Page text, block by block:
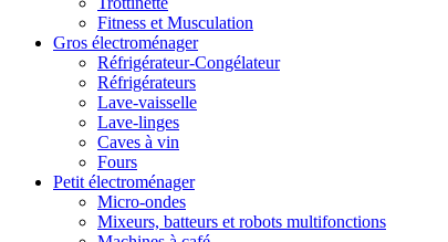
Fitness et Musculation
Gros électroménager
Réfrigérateur-Congélateur
Réfrigérateurs
Lave-vaisselle
Lave-linges
Caves à vin
Fours
Petit électroménager
Micro-ondes
Mixeurs, batteurs et robots multifonctions